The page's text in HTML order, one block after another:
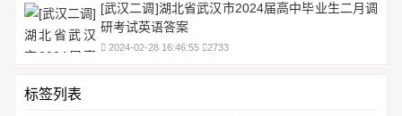
[武汉二调]湖北省武汉市2024届高中毕业生二月调
研考试英语答案
2024-02-28 16:46:55 2733
标签列表